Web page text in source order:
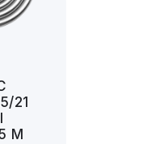
21
M